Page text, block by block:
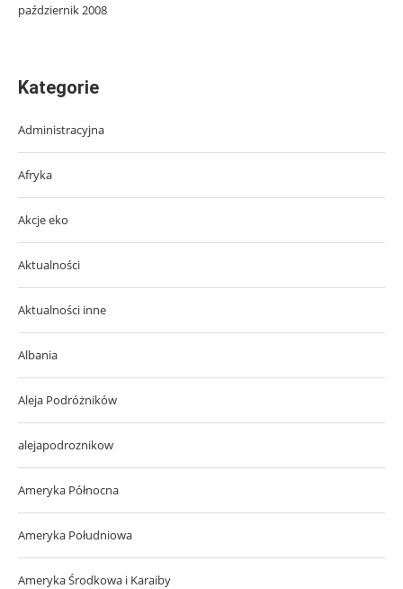
październik 2008
Kategorie
Administracyjna
Afryka
Akcje eko
Aktualności
Aktualności inne
Albania
Aleja Podróżników
alejapodroznikow
Ameryka Północna
Ameryka Południowa
Ameryka Środkowa i Karaiby